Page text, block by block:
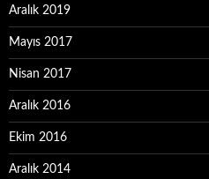
Aralık 2019
Mayıs 2017
Nisan 2017
Aralık 2016
Ekim 2016
Aralık 2014